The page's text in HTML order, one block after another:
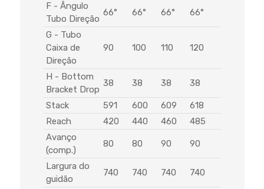
F - Ângulo
Tubo Direção
66° 66° 66° 66°
G - Tubo
Caixa de
Direção
90 100 110 120
H - Bottom
Bracket Drop
38 38 38 38
Stack 591 600 609
618
Reach
420 440 460
485
Avanço
(comp.)
80 80 90 90
Largura do
guidão
740 740 740 740